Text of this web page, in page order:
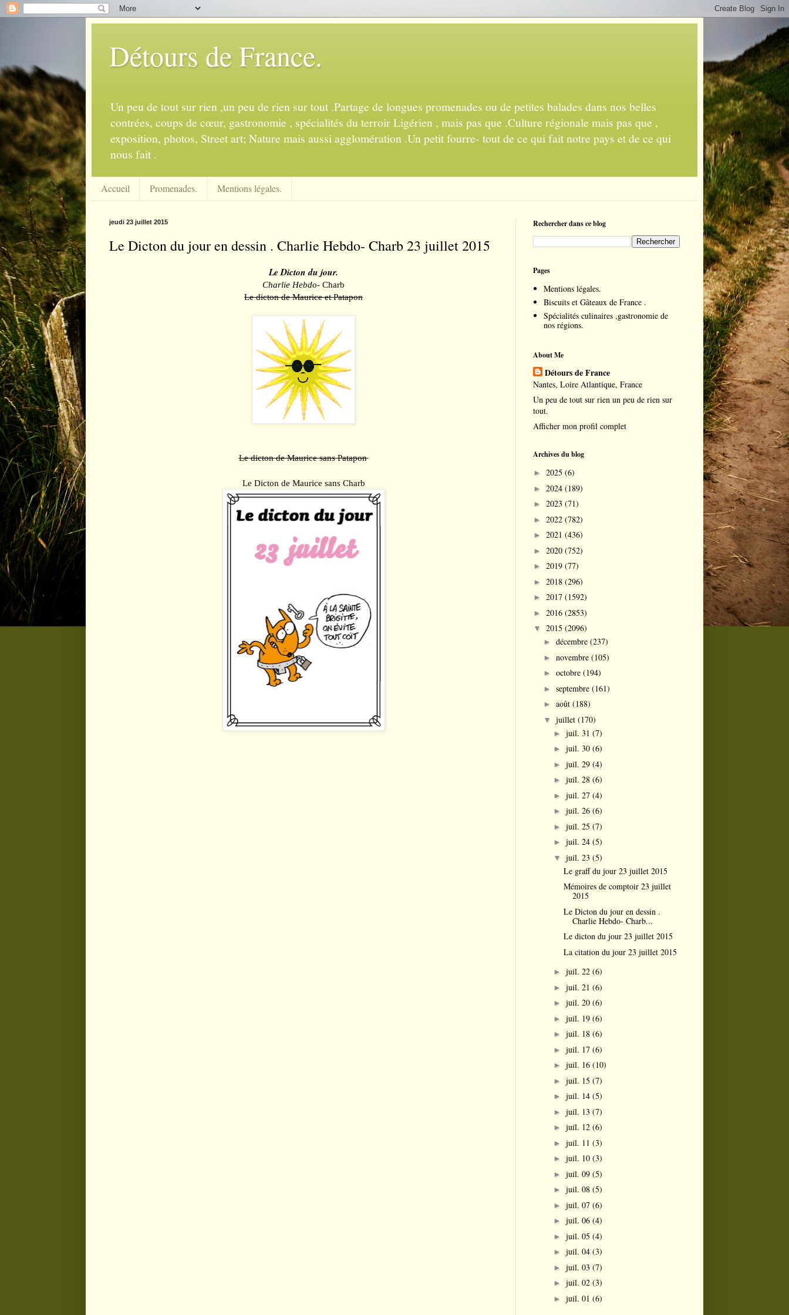
Détours de France.
Un peu de tout sur rien ,un peu de rien sur tout .Partage de longues promenades ou de petites balades dans nos belles
contrées, coups de cœur, gastronomie , spécialités du terroir Ligérien , mais pas que .Culture régionale mais pas que ,
exposition, photos, Street art; Nature mais aussi agglomération .Un petit fourre- tout de ce qui fait notre pays et de ce qui
nous fait .
Accueil Promenades. Mentions légales.
jeudi 23 juillet 2015
Le Dicton du jour en dessin . Charlie Hebdo- Charb 23 juillet 2015
Le Dicton du jour.
Charlie Hebdo- Charb
Le dicton de Maurice et Patapon
Le dicton de Maurice sans Patapon
Le Dicton de Maurice sans Charb
Rechercher dans ce blog
Pages
Mentions légales.
Biscuits et Gâteaux de France .
Spécialités culinaires ,gastronomie de
nos régions.
About Me
Détours de France
Nantes, Loire Atlantique, France
Un peu de tout sur rien un peu de rien sur
tout.
Afficher mon profil complet
Archives du blog
► 2025 (6)
► 2024 (189)
► 2023 (71)
► 2022 (782)
► 2021 (436)
► 2020 (752)
► 2019 (77)
► 2018 (296)
► 2017 (1592)
► 2016 (2853)
▼ 2015 (2096)
► décembre (237)
► novembre (105)
► octobre (194)
► septembre (161)
► août (188)
▼ juillet (170)
► juil. 31 (7)
► juil. 30 (6)
► juil. 29 (4)
► juil. 28 (6)
► juil. 27 (4)
► juil. 26 (6)
► juil. 25 (7)
► juil. 24 (5)
▼ juil. 23 (5)
Le graff du jour 23 juillet 2015
Mémoires de comptoir 23 juillet
2015
Le Dicton du jour en dessin .
Charlie Hebdo- Charb...
Le dicton du jour 23 juillet 2015
La citation du jour 23 juillet 2015
► juil. 22 (6)
► juil. 21 (6)
► juil. 20 (6)
► juil. 19 (6)
► juil. 18 (6)
► juil. 17 (6)
► juil. 16 (10)
► juil. 15 (7)
► juil. 14 (5)
► juil. 13 (7)
► juil. 12 (6)
► juil. 11 (3)
► juil. 10 (3)
► juil. 09 (5)
► juil. 08 (5)
► juil. 07 (6)
► juil. 06 (4)
► juil. 05 (4)
► juil. 04 (3)
► juil. 03 (7)
► juil. 02 (3)
► juil. 01 (6)